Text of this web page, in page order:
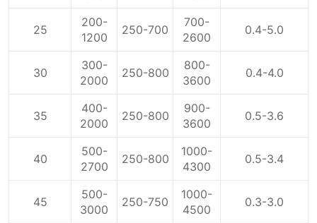
25
200-
1200
250-700
700-
2600
0.4-5.0
30
300-
2000
250-800
800-
3600
0.4-4.0
35
400-
2000
250-800
900-
3600
0.5-3.6
40
500-
2700
250-800
1000-
4300
0.5-3.4
45
500-
3000
250-750
1000-
4500
0.3-3.0